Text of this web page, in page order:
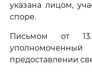
указана лицом,
споре.
Письмом от
предоставлении